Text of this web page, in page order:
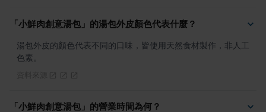
「小鮮肉創意湯包」的湯包外皮顏色代表什麼？
湯包外皮的顏色代表不同的口味，皆使用天然食材製作，非人工
色素。
「小鮮肉創意湯包」的營業時間為何？